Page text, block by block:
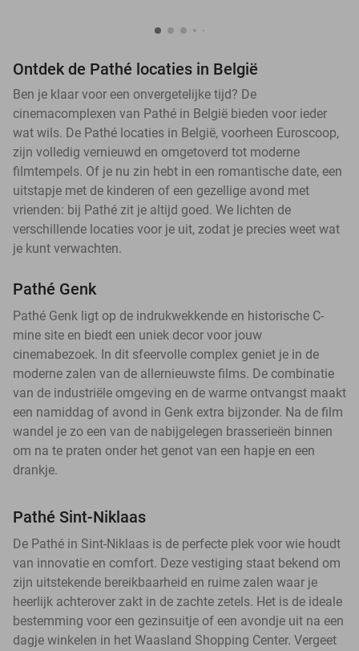
Ontdek de Pathé locaties in België
Ben je klaar voor een onvergetelijke tijd? De
cinemacomplexen van Pathé in België bieden voor ieder
wat wils. De Pathé locaties in België, voorheen Euroscoop,
zijn volledig vernieuwd en omgetoverd tot moderne
filmtempels. Of je nu zin hebt in een romantische date, een
uitstapje met de kinderen of een gezellige avond met
vrienden: bij Pathé zit je altijd goed. We lichten de
verschillende locaties voor je uit, zodat je precies weet wat
je kunt verwachten.
Pathé Genk
Pathé Genk ligt op de indrukwekkende en historische C-
mine site en biedt een uniek decor voor jouw
cinemabezoek. In dit sfeervolle complex geniet je in de
moderne zalen van de allernieuwste films. De combinatie
van de industriële omgeving en de warme ontvangst maakt
een namiddag of avond in Genk extra bijzonder. Na de film
wandel je zo een van de nabijgelegen brasserieën binnen
om na te praten onder het genot van een hapje en een
drankje.
Pathé Sint-Niklaas
De Pathé in Sint-Niklaas is de perfecte plek voor wie houdt
van innovatie en comfort. Deze vestiging staat bekend om
zijn uitstekende bereikbaarheid en ruime zalen waar je
heerlijk achterover zakt in de zachte zetels. Het is de ideale
bestemming voor een gezinsuitje of een avondje uit na een
dagje winkelen in het Waasland Shopping Center. Vergeet